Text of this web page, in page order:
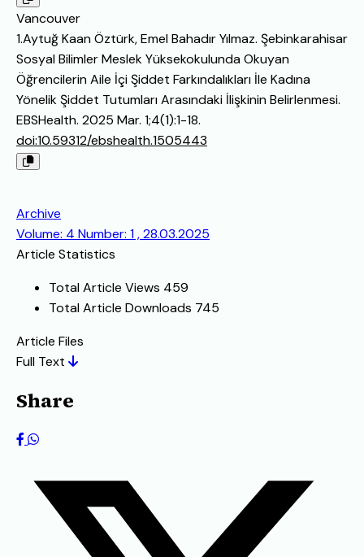
Vancouver
1.Aytuğ Kaan Öztürk, Emel Bahadır Yılmaz. Şebinkarahisar
Sosyal Bilimler Meslek Yüksekokulunda Okuyan
Öğrencilerin Aile İçi Şiddet Farkındalıkları İle Kadına
Yönelik Şiddet Tutumları Arasındaki İlişkinin Belirlenmesi.
EBSHealth. 2025 Mar. 1;4(1):1-18.
doi:10.59312/ebshealth.1505443
Archive
Volume: 4 Number: 1 , 28.03.2025
Article Statistics
Total Article Views 459
Total Article Downloads 745
Article Files
Full Text
Share